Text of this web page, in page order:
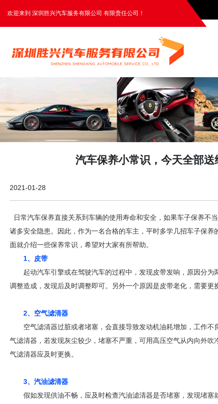
欢迎来到 深圳胜兴汽车服务有限公司 有限责任公司！
汽车保养小常识，今天全部送
2021-01-28
日常汽车保养直接关系到车辆的使用寿命和安全，如果车子保养不
诸多安全隐患。因此，作为一名合格的车主，平时多学几招车子保养
面就介绍一些保养常识，希望对大家有所帮助。
1、皮带
起动汽车引擎或在驾驶汽车的过程中，发现皮带发响，原因分为
调整造成，发现后及时调整即可。另外一个原因是皮带老化，需要更
2、空气滤清器
空气滤清器过脏或者堵塞，会直接导致发动机油耗增加，工作不
气滤清器，若发现灰尘较少，堵塞不严重，可用高压空气从内向外吹
气滤清器应及时更换。
3、汽油滤清器
假如发现供油不畅，应及时检查汽油滤清器是否堵塞，发现堵塞